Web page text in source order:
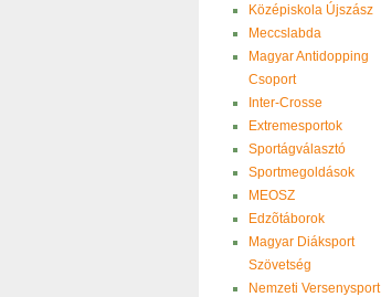
Középiskola Újszász
Meccslabda
Magyar Antidopping
Csoport
Inter-Crosse
Extremesportok
Sportágválasztó
Sportmegoldások
MEOSZ
Edzõtáborok
Magyar Diáksport
Szövetség
Nemzeti Versenysport